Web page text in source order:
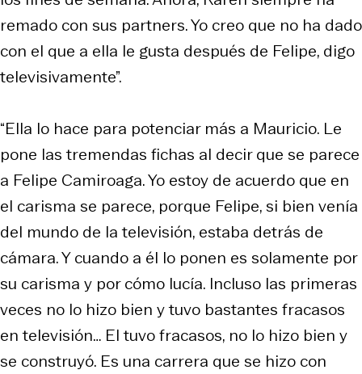
remado con sus partners. Yo creo que no ha dado
con el que a ella le gusta después de Felipe, digo
televisivamente”.
“Ella lo hace para potenciar más a Mauricio. Le
pone las tremendas fichas al decir que se parece
a Felipe Camiroaga. Yo estoy de acuerdo que en
el carisma se parece, porque Felipe, si bien venía
del mundo de la televisión, estaba detrás de
cámara. Y cuando a él lo ponen es solamente por
su carisma y por cómo lucía. Incluso las primeras
veces no lo hizo bien y tuvo bastantes fracasos
en televisión… El tuvo fracasos, no lo hizo bien y
se construyó. Es una carrera que se hizo con